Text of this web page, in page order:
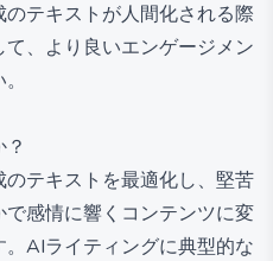
テキストが人間化される際
、より良いエンゲージメン
テキストを最適化し、堅苦
感情に響くコンテンツに変
AIライティングに典型的な